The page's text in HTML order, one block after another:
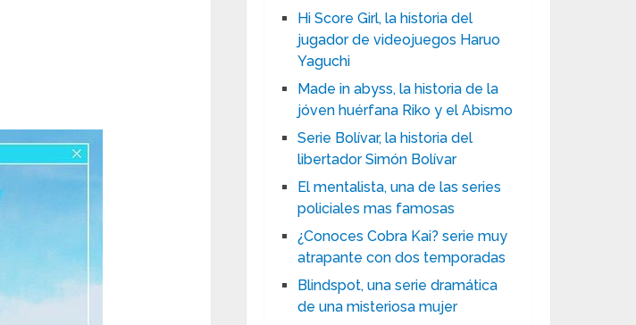
Hi Score Girl, la historia del
jugador de videojuegos Haruo
Yaguchi
Made in abyss, la historia de la
jóven huérfana Riko y el Abismo
Serie Bolívar, la historia del
libertador Simón Bolívar
El mentalista, una de las series
policiales mas famosas
¿Conoces Cobra Kai? serie muy
atrapante con dos temporadas
Blindspot, una serie dramática
de una misteriosa mujer